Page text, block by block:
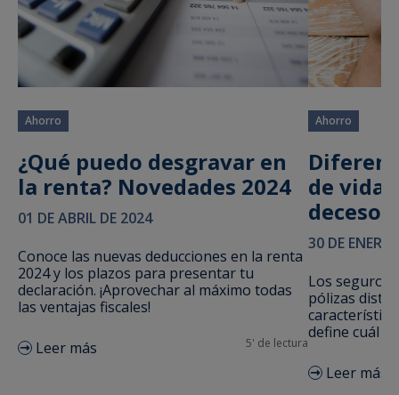
Ahorro
¿Qué puedo desgravar en
la renta? Novedades 2024
01 DE ABRIL DE 2024
Conoce las nuevas deducciones en la renta
2024 y los plazos para presentar tu
declaración. ¡Aprovechar al máximo todas
las ventajas fiscales!
Leer más 5' de lectura
Ahorro
de vida
decesos
30 DE
Los seguros
pólizas
define cuál
Leer más